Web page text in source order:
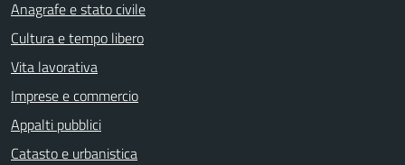
Anagrafe e stato civile
Cultura e tempo libero
Vita lavorativa
Imprese e commercio
Appalti pubblici
Catasto e urbanistica